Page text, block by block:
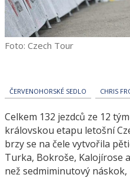
Foto: Czech Tour
ČERVENOHORSKÉ SEDLO CHRIS
Celkem 132 jezdců ze 12
královskou etapu letošní
brzy se na čele vytvořila
Turka, Bokroše, Kalojírose
než sedmiminutový